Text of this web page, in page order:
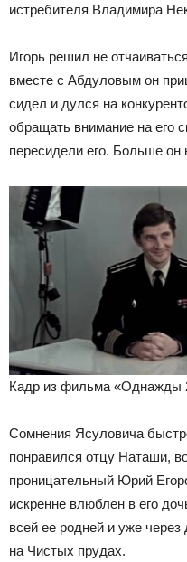
истребителя Владимира
Игорь решил не
вместе с Абдуловым он
сидел и дулся на
обращать внимание на его
пересидели его. Больше он
Кадр из фильма «Однажды
Сомнения Ясуловича
понравился отцу Наташи,
проницательный Юрий
искренне влюблен в его
всей ее родней и уже
на Чистых прудах.